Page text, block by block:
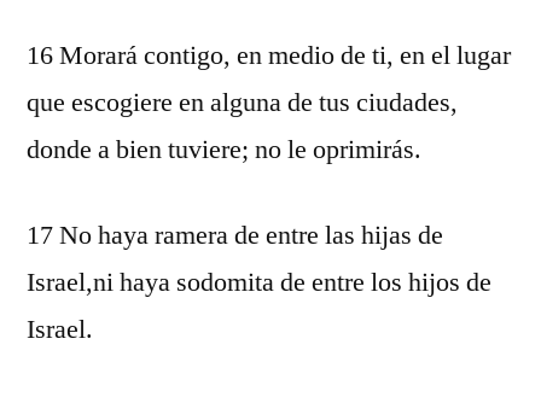
16 Morará contigo, en medio de ti, en el lugar
que escogiere en alguna de tus ciudades,
donde a bien tuviere; no le oprimirás.
17 No haya ramera de entre las hijas de
Israel,ni haya sodomita de entre los hijos de
Israel.